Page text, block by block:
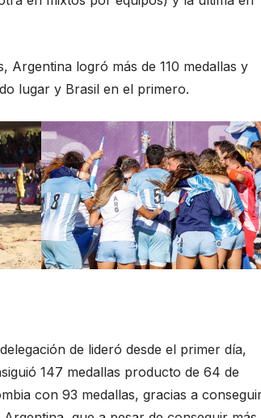
logró más de 110 medallas y
lugar y Brasil en el primero.
de lideró desde el primer día,
147 medallas producto de 64 de
con 93 medallas, gracias a